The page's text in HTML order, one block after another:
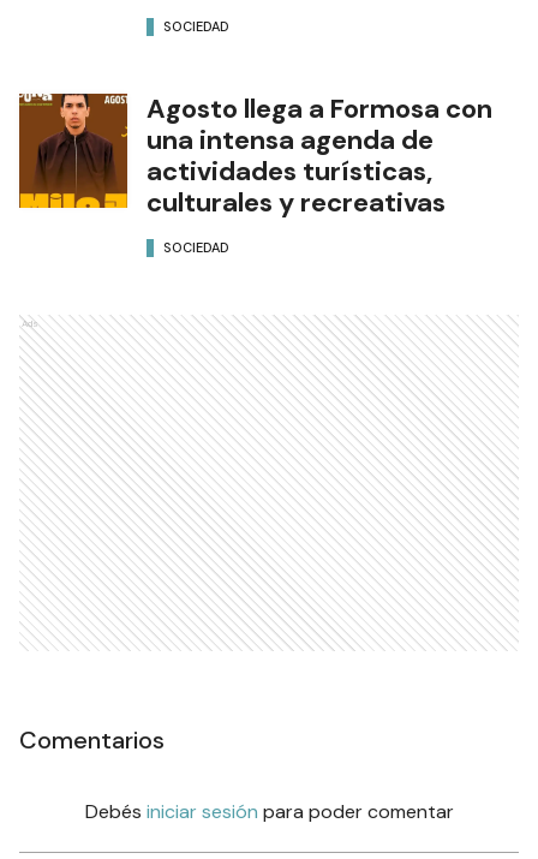
SOCIEDAD
Agosto llega a Formosa con
una intensa agenda de
actividades turísticas,
culturales y recreativas
SOCIEDAD
Ads
Comentarios
Debés iniciar sesión para poder comentar